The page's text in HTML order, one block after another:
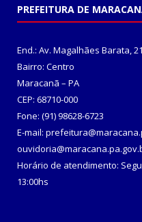
PREFEITURA DE
End.: Av. Magalhães Barata, 21
Bairro: Centro
Maracanã – PA
CEP: 68710-000
Fone: (91) 98628-6723
E-mail:
Horário de atendimento:
13:00hs